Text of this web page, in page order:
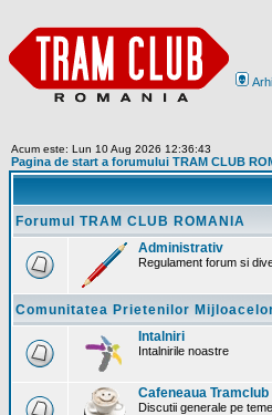
Acum este: Lun 10 Aug 2026 12:36:43
Pagina de start a forumului TRAM CLUB
Forumul TRAM CLUB ROMANIA
Administrativ
Regulament forum si
Comunitatea Prietenilor
Intalniri
Intalnirile noastre
Cafeneaua Tramclub
Discutii generale pe